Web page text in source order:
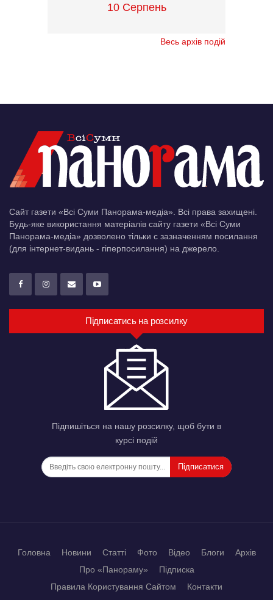
10 Серпень
Весь архів подій
Сайт газети «Всі Суми Панорама-медіа». Всі права захищені.
Будь-яке використання матеріалів сайту газети «Всі Суми
Панорама-медіа» дозволено тільки c зазначенням посилання
(для інтернет-видань - гіперпосилання) на джерело.
Підписатись на розсилку
Підпишіться на нашу розсилку, щоб бути в
курсі подій
Підписатися
Головна Новини Статті Фото Відео Блоги
Архів
Про «Панораму»
Підписка
Правила Користування Сайтом
Контакти